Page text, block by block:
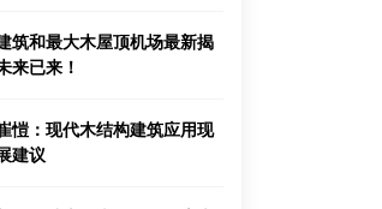
限公司高级工程
平特聘教授聘任仪式在材料学院隆重举
筑和最大木屋顶机场最新揭
来已来！
愷：现代木结构建筑应用现
建议